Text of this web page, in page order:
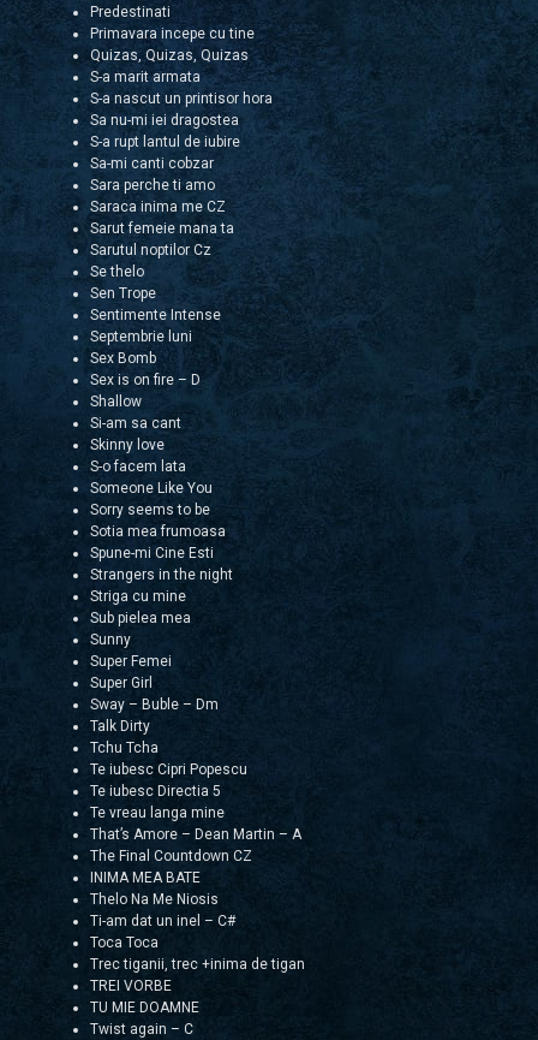
Predestinati
Primavara incepe cu tine
Quizas, Quizas, Quizas
S-a marit armata
S-a nascut un printisor hora
Sa nu-mi iei dragostea
S-a rupt lantul de iubire
Sa-mi canti cobzar
Sara perche ti amo
Saraca inima me CZ
Sarut femeie mana ta
Sarutul noptilor Cz
Se thelo
Sen Trope
Sentimente Intense
Septembrie luni
Sex Bomb
Sex is on fire – D
Shallow
Si-am sa cant
Skinny love
S-o facem lata
Someone Like You
Sorry seems to be
Sotia mea frumoasa
Spune-mi Cine Esti
Strangers in the night
Striga cu mine
Sub pielea mea
Sunny
Super Femei
Super Girl
Sway – Buble – Dm
Talk Dirty
Tchu Tcha
Te iubesc Cipri Popescu
Te iubesc Directia 5
Te vreau langa mine
That’s Amore – Dean Martin – A
The Final Countdown CZ
INIMA MEA BATE
Thelo Na Me Niosis
Ti-am dat un inel – C#
Toca Toca
Trec tiganii, trec +inima de tigan
TREI VORBE
TU MIE DOAMNE
Twist again – C